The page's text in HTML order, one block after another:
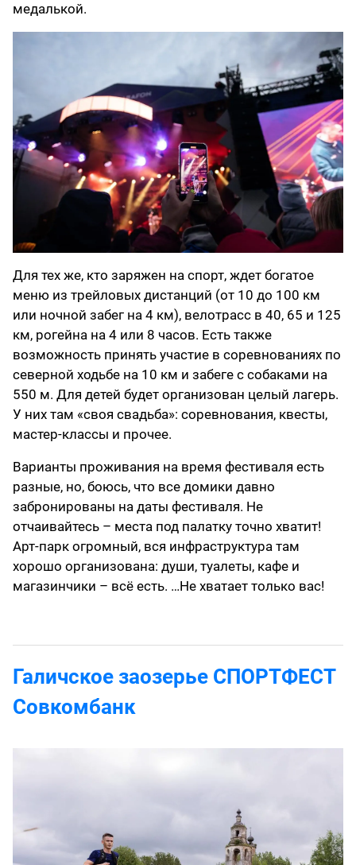
медалькой.
Для тех же, кто заряжен на спорт, ждет богатое
меню из трейловых дистанций (от 10 до 100 км
или ночной забег на 4 км), велотрасс в 40, 65 и 125
км, рогейна на 4 или 8 часов. Есть также
возможность принять участие в соревнованиях по
северной ходьбе на 10 км и забеге с собаками на
550 м. Для детей будет организован целый лагерь.
У них там «своя свадьба»: соревнования, квесты,
мастер-классы и прочее.
Варианты проживания на время фестиваля есть
разные, но, боюсь, что все домики давно
забронированы на даты фестиваля. Не
отчаивайтесь – места под палатку точно хватит!
Арт-парк огромный, вся инфраструктура там
хорошо организована: души, туалеты, кафе и
магазинчики – всё есть. …Не хватает только вас!
Галичское заозерье СПОРТФЕСТ
Совкомбанк